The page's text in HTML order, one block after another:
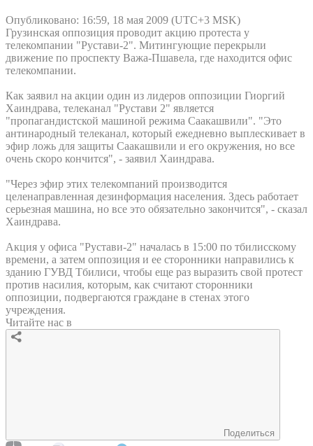
Опубликовано: 16:59, 18 мая 2009 (UTC+3 MSK)
Грузинская оппозиция проводит акцию протеста у
телекомпании "Рустави-2". Митингующие перекрыли
движение по проспекту Важа-Пшавела, где находится офис
телекомпании.
Как заявил на акции один из лидеров оппозиции Гиоргий
Хаиндрава, телеканал "Рустави 2" является
"пропагандистской машиной режима Саакашвили". "Это
антинародный телеканал, который ежедневно выплескивает в
эфир ложь для защиты Саакашвили и его окружения, но все
очень скоро кончится", - заявил Хаиндрава.
"Через эфир этих телекомпаний производится
целенаправленная дезинформация населения. Здесь работает
серьезная машина, но все это обязательно закончится", - сказал
Хаиндрава.
Акция у офиса "Рустави-2" началась в 15:00 по тбилисскому
времени, а затем оппозиция и ее сторонники направились к
зданию ГУВД Тбилиси, чтобы еще раз выразить свой протест
против насилия, которым, как считают сторонники
оппозиции, подвергаются граждане в стенах этого
учреждения.
Читайте нас в
Поделиться